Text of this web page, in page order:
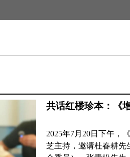
共话红楼珍本：《
2025年7月20日下午，
芝主持，邀请杜春耕先